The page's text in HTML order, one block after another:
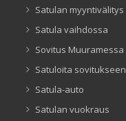
Satulan myyntivälitys
Satula vaihdossa
Sovitus Muuramessa
Satuloita sovitukseen
Satula-auto
Satulan vuokraus